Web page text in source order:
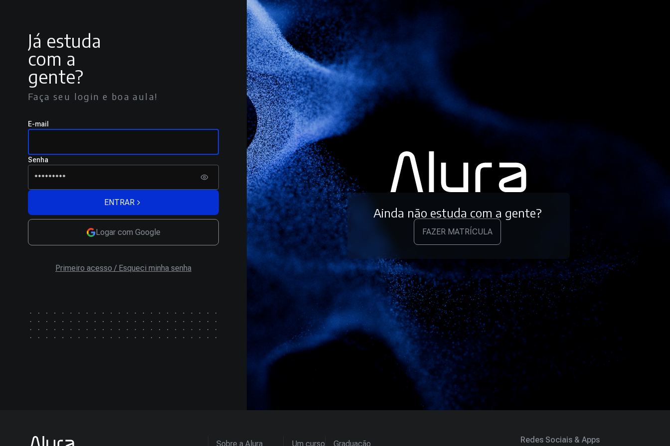
Já estuda
com a
gente?
Faça seu login e boa aula!
E-mail
Senha
ENTRAR
Logar com Google
Primeiro acesso / Esqueci minha senha
Ainda não estuda com a gente?
FAZER MATRÍCULA
Sobre a Alura Um curso Graduação Redes Sociais & Apps